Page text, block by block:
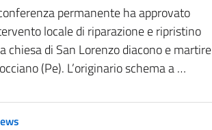
permanente ha approvato
locale di riparazione e ripristino
chiesa di San Lorenzo diacono e martire
(Pe). L’originario schema a …